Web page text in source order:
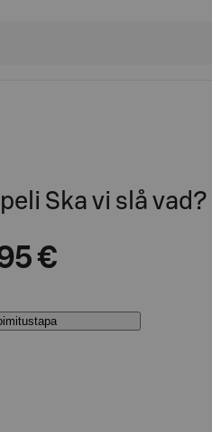
Ska vi slå vad?
€